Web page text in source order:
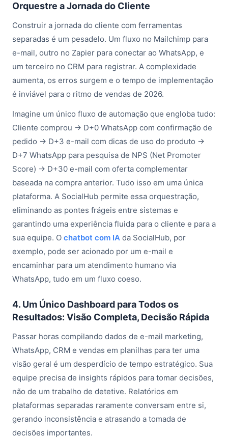
Orquestre a Jornada do Cliente
Construir a jornada do cliente com ferramentas
separadas é um pesadelo. Um fluxo no Mailchimp para
e-mail, outro no Zapier para conectar ao WhatsApp, e
um terceiro no CRM para registrar. A complexidade
aumenta, os erros surgem e o tempo de implementação
é inviável para o ritmo de vendas de 2026.
Imagine um único fluxo de automação que engloba tudo:
Cliente comprou → D+0 WhatsApp com confirmação de
pedido → D+3 e-mail com dicas de uso do produto →
D+7 WhatsApp para pesquisa de NPS (Net Promoter
Score) → D+30 e-mail com oferta complementar
baseada na compra anterior. Tudo isso em uma única
plataforma. A SocialHub permite essa orquestração,
eliminando as pontes frágeis entre sistemas e
garantindo uma experiência fluida para o cliente e para a
sua equipe. O chatbot com IA da SocialHub, por
exemplo, pode ser acionado por um e-mail e
encaminhar para um atendimento humano via
WhatsApp, tudo em um fluxo coeso.
4. Um Único Dashboard para Todos os
Resultados: Visão Completa, Decisão Rápida
Passar horas compilando dados de e-mail marketing,
WhatsApp, CRM e vendas em planilhas para ter uma
visão geral é um desperdício de tempo estratégico. Sua
equipe precisa de insights rápidos para tomar decisões,
não de um trabalho de detetive. Relatórios em
plataformas separadas raramente conversam entre si,
gerando inconsistência e atrasando a tomada de
decisões importantes.